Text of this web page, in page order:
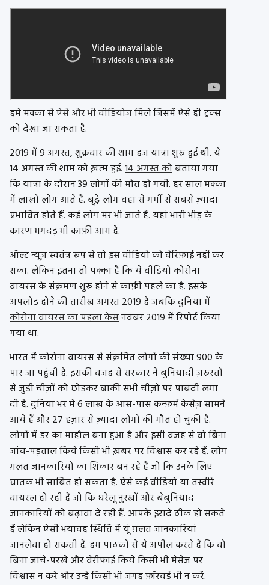
हमें मक्का सेऐसे और भी वीडियोज़मिले जिसमें ऐसे ही ट्रक्स
को देखा जा सकता है.
2019 में 9 अगस्त, शुक्रवार की शाम हज यात्रा शुरू हुई थी. ये
14 अगस्त की शाम को ख़त्म हुई.14 अगस्त कोबताया गया
कि यात्रा के दौरान 39 लोगों की मौत हो गयी. हर साल मक्का
में लाखों लोग आते हैं. बूढ़े लोग वहां से गर्मी से सबसे ज़्यादा
प्रभावित होते हैं. कई लोग मर भी जाते हैं. यहां भारी भीड़ के
कारण भगदड़ भी काफ़ी आम है.
ऑल्ट न्यूज़ स्वतंत्र रूप से तो इस वीडियो को वेरिफ़ाई नहीं कर
सका. लेकिन इतना तो पक्का है कि ये वीडियो कोरोना
वायरस के संक्रमण शुरू होने से काफ़ी पहले का है. इसके
अपलोड होने की तारीख अगस्त 2019 है जबकि दुनिया में
कोरोना वायरस का पहला केसनवंबर 2019 में रिपोर्ट किया
गया था.
भारत में कोरोना वायरस से संक्रमित लोगों की संख्या 900 के
पार जा पहुंची है. इसकी वजह से सरकार ने बुनियादी ज़रुरतों
से जुड़ी चीज़ों को छोड़कर बाकी सभी चीज़ों पर पाबंदी लगा
दी है. दुनिया भर में 6 लाख के आस-पास कन्फ़र्म केसेज़ सामने
आये हैं और 27 हज़ार से ज़्यादा लोगों की मौत हो चुकी है.
लोगों में डर का माहौल बना हुआ है और इसी वजह से वो बिना
जांच-पड़ताल किये किसी भी ख़बर पर विश्वास कर रहे हैं. लोग
ग़लत जानकारियों का शिकार बन रहे हैं जो कि उनके लिए
घातक भी साबित हो सकता है. ऐसे कई वीडियो या तस्वीरें
वायरल हो रही हैं जो कि घरेलू नुस्खों और बेबुनियाद
जानकारियों को बढ़ावा दे रही हैं. आपके इरादे ठीक हो सकते
हैं लेकिन ऐसी भयावह स्थिति में यूं ग़लत जानकारियां
जानलेवा हो सकती हैं. हम पाठकों से ये अपील करते हैं कि वो
बिना जांचे-परखे और वेरीफ़ाई किये किसी भी मेसेज पर
विश्वास न करें और उन्हें किसी भी जगह फ़ॉरवर्ड भी न करें.